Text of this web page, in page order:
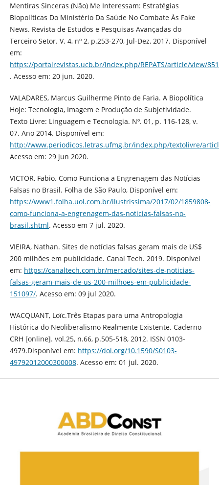
Mentiras Sinceras (Não) Me Interessam: Estratégias
Biopolíticas Do Ministério Da Saúde No Combate Às Fake
News. Revista de Estudos e Pesquisas Avançadas do
Terceiro Setor. V. 4, nº 2, p.253-270, Jul-Dez, 2017. Disponível
em:
https://portalrevistas.ucb.br/index.php/REPATS/article/view/
. Acesso em: 20 jun. 2020.
VALADARES, Marcus Guilherme Pinto de Faria. A Biopolítica
Hoje: Tecnologia, Imagem e Produção de Subjetividade.
Texto Livre: Linguagem e Tecnologia. Nº. 01, p. 116-128, v.
07. Ano 2014. Disponível em:
http://www.periodicos.letras.ufmg.br/index.php/textolivre/
Acesso em: 29 jun 2020.
VICTOR, Fabio. Como Funciona a Engrenagem das Notícias
Falsas no Brasil. Folha de São Paulo, Disponível em:
https://www1.folha.uol.com.br/ilustrissima/2017/02/1859808-
como-funciona-a-engrenagem-das-noticias-falsas-no-
brasil.shtml. Acesso em 7 jul. 2020.
VIEIRA, Nathan. Sites de notícias falsas geram mais de US$
200 milhões em publicidade. Canal Tech. 2019. Disponível
em: https://canaltech.com.br/mercado/sites-de-noticias-
falsas-geram-mais-de-us-200-milhoes-em-publicidade-
151097/. Acesso em: 09 jul 2020.
WACQUANT, Loïc.Três Etapas para uma Antropologia
Histórica do Neoliberalismo Realmente Existente. Caderno
CRH [online]. vol.25, n.66, p.505-518, 2012. ISSN 0103-
4979.Disponível em: https://doi.org/10.1590/S0103-
49792012000300008. Acesso em: 01 jul. 2020.